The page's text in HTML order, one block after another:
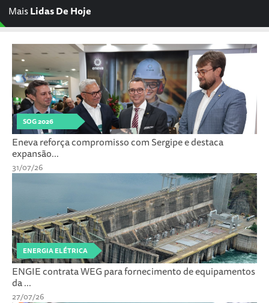
MaisLidas De Hoje
SOG 2026
Eneva reforça compromisso com Sergipe e destaca
expansão...
31/07/26
ENERGIA ELÉTRICA
ENGIE contrata WEG para fornecimento de equipamentos
da ...
27/07/26